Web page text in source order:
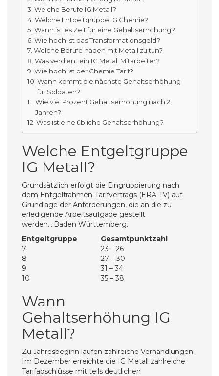
Welche Berufe IG Metall?
Welche Entgeltgruppe IG Chemie?
Wann ist es Zeit für eine Gehaltserhöhung?
Wie hoch ist das Transformationsgeld?
Welche Berufe haben mit Metall zu tun?
Was verdient ein IG Metall Mitarbeiter?
Wie hoch ist der Chemie Tarif?
Wann kommt die nächste Gehaltserhöhung
für Soldaten?
Wie viel Prozent Gehaltserhöhung nach 2
Jahren?
Was ist eine übliche Gehaltserhöhung?
Welche Entgeltgruppe
IG Metall?
Grundsätzlich erfolgt die Eingruppierung nach
dem Entgeltrahmen-Tarifvertrags (ERA-TV) auf
Grundlage der Anforderungen, die an die zu
erledigende Arbeitsaufgabe gestellt
werden….Baden Württemberg.
Entgeltgruppe
Gesamtpunktzahl
7
23 – 26
8
27 – 30
9
31 – 34
10
35 – 38
Wann
Gehaltserhöhung IG
Metall?
Zu Jahresbeginn laufen zahlreiche Verhandlungen.
Im Dezember erreichte die IG Metall zahlreiche
Tarifabschlüsse mit teils deutlichen